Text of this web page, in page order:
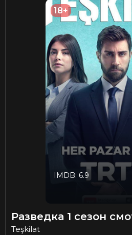
18+
IMDB: 6.9
Разведка 1 сезон
Teşkilat